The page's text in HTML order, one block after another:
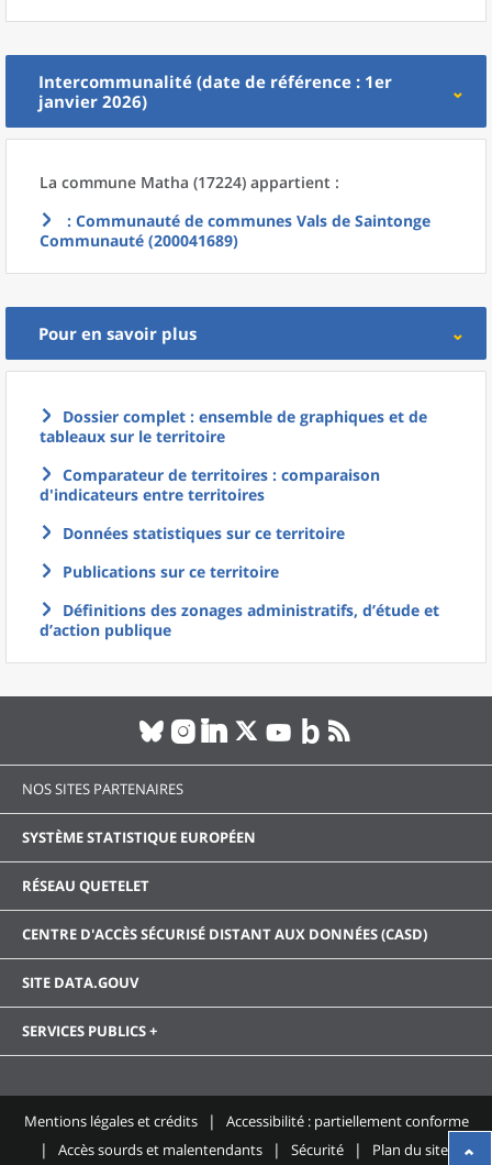
Intercommunalité (date de référence : 1er
janvier 2026)
La commune Matha (17224) appartient :
: Communauté de communes Vals de Saintonge
Communauté (200041689)
Pour en savoir plus
Dossier complet : ensemble de graphiques et de
tableaux sur le territoire
Comparateur de territoires : comparaison
d'indicateurs entre territoires
Données statistiques sur ce territoire
Publications sur ce territoire
Définitions des zonages administratifs, d’étude et
d’action publique
NOS SITES PARTENAIRES
SYSTÈME STATISTIQUE EUROPÉEN
RÉSEAU QUETELET
CENTRE D'ACCÈS SÉCURISÉ DISTANT AUX DONNÉES (CASD)
SITE DATA.GOUV
SERVICES PUBLICS +
Mentions légales et crédits
Accessibilité : partiellement conforme
Accès sourds et malentendants
Sécurité Plan du site